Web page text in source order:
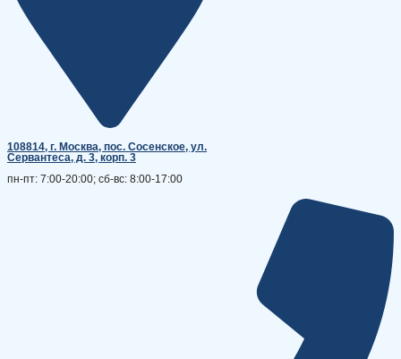
108814, г. Москва, поc. Сосенское, ул.
Сервантеса, д. 3, корп. 3
пн-пт: 7:00-20:00; сб-вс: 8:00-17:00